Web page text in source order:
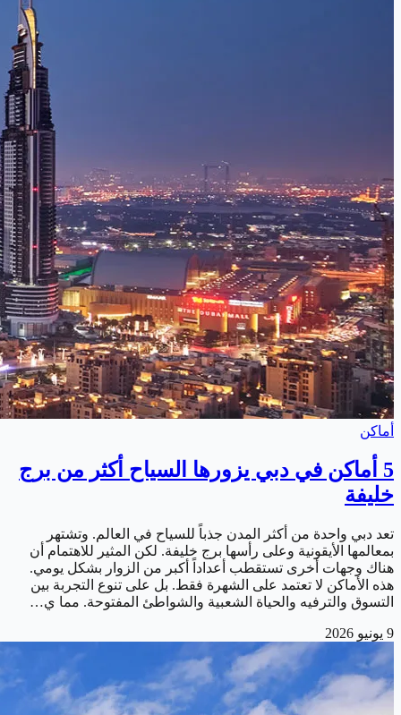
أماكن
5 أماكن في دبي يزورها السياح أكثر من برج
خليفة
تعد دبي واحدة من أكثر المدن جذباً للسياح في العالم. وتشتهر
بمعالمها الأيقونية وعلى رأسها برج خليفة. لكن المثير للاهتمام أن
هناك وجهات أخرى تستقطب أعداداً أكبر من الزوار بشكل يومي.
هذه الأماكن لا تعتمد على الشهرة فقط. بل على تنوع التجربة بين
التسوق والترفيه والحياة الشعبية والشواطئ المفتوحة. مما ي…
9 يونيو 2026